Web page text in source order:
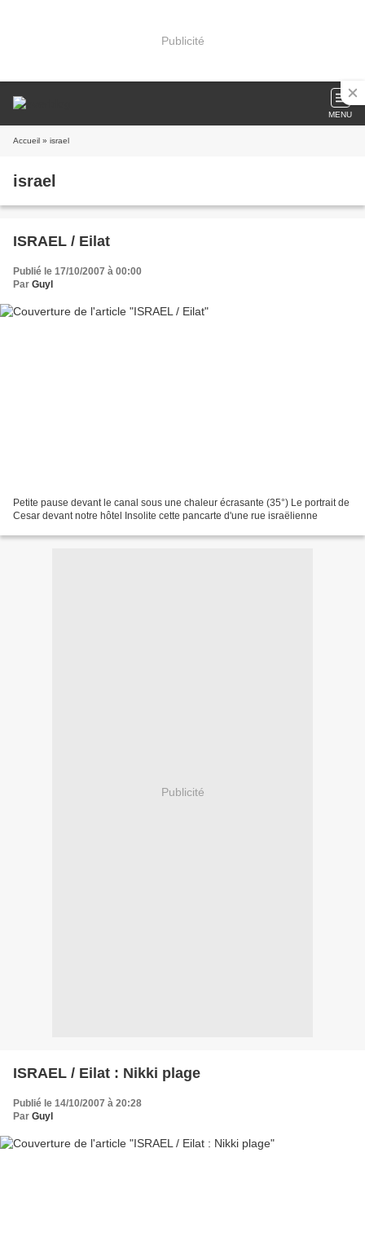
Publicité
MENU
Accueil » israel
israel
ISRAEL / Eilat
Publié le 17/10/2007 à 00:00
Par Guyl
Petite pause devant le canal sous une chaleur écrasante (35°) Le portrait de
Cesar devant notre hôtel Insolite cette pancarte d'une rue israëlienne
Publicité
ISRAEL / Eilat : Nikki plage
Publié le 14/10/2007 à 20:28
Par Guyl